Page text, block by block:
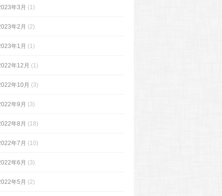
年3月 (1)
年2月 (2)
年1月 (1)
年12月 (1)
年10月 (3)
年9月 (3)
年8月 (18)
年7月 (10)
年6月 (3)
年5月 (2)